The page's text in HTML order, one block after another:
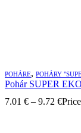
POHÁRE, POHÁRY
Pohár SUPER
7.01 € – 9.72 €